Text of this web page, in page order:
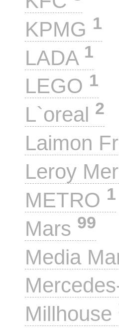
KPMG 1
LADA 1
LEGO 1
L`oreal 2
Laimon
Leroy
METRO 1
Mars 99
Media
Millhouse